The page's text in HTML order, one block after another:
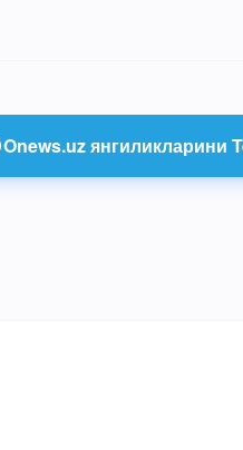
Onews.uz янгиликларини